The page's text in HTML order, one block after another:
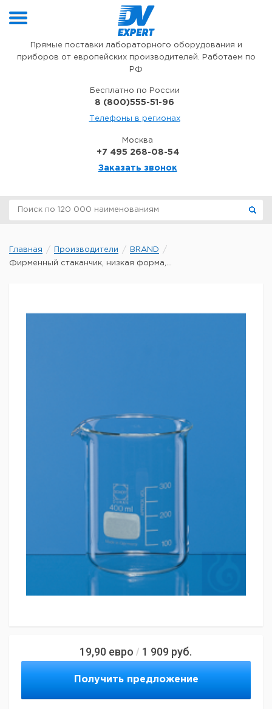
Прямые поставки лабораторного оборудования и
приборов от европейских производителей. Работаем по
РФ
Бесплатно по России
8 (800)555-51-96
Телефоны в регионах
Москва
+7 495 268-08-54
Заказать звонок
Главная Производители
BRAND
Фирменный стаканчик, низкая форма,...
19,90 евро / 1 909 руб.
Получить предложение